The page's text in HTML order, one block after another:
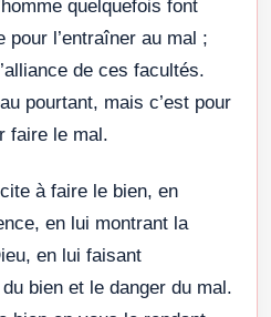
quelquefois font
pour l’entraîner au mal ;
de ces facultés.
pourtant, mais c’est pour
faire le mal.
à faire le bien, en
en lui montrant la
en lui faisant
bien et le danger du mal.